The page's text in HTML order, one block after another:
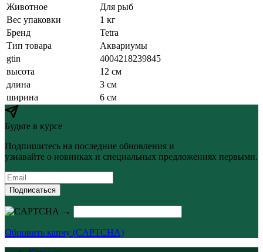
Животное
Для рыб
Вес упаковки
1 кг
Бренд
Tetra
Тип товара
Аквариумы
gtin
4004218239845
высота
12 см
длина
3 см
ширина
6 см
Будьте в курсе
Подпишитесь на последние обновления и
узнавайте о новинках и специальных предложениях первыми.
Подписаться
→
Обновить капчу (CAPTCHA)